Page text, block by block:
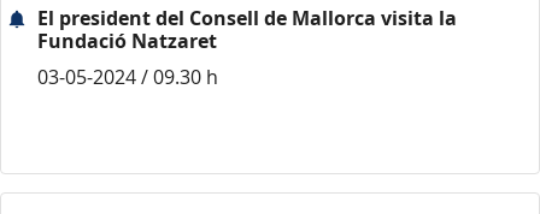
El president del Consell de Mallorca visita la
Fundació Natzaret
03-05-2024 / 09.30 h